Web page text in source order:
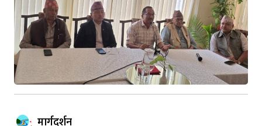
मार्गदर्शन